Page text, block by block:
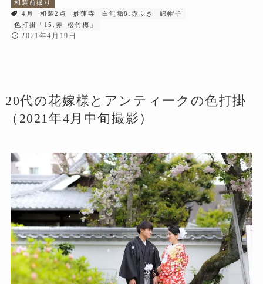
和装前撮り
4月
和装2点 妙蓮寺 白無垢8.赤ふき
綿帽子
色打掛「15.赤−松竹梅」
2021年4月19日
20代の花嫁様とアンティークの色打掛
（2021年4月中旬撮影）